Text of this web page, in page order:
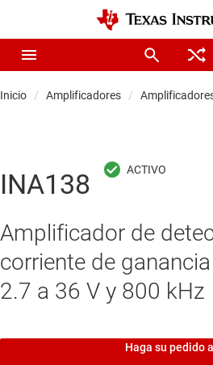
Inicio Amplificadores
INA138
Amplificador de
corriente de
2.7 a 36 V y 800 kHz
Haga su pedido